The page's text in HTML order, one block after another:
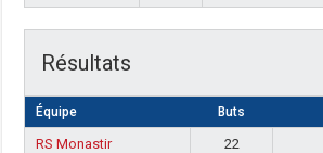
Résultats
Équipe Buts
RS Monastir 22